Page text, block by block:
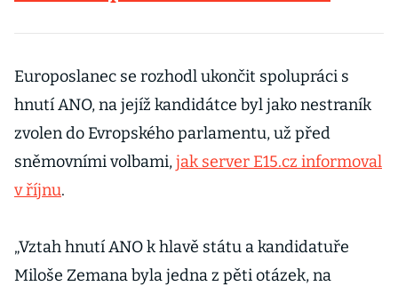
Europoslanec se rozhodl ukončit spolupráci s
hnutí ANO, na jejíž kandidátce byl jako nestraník
zvolen do Evropského parlamentu, už před
sněmovními volbami,jak server E15.cz informoval
v říjnu.
„Vztah hnutí ANO k hlavě státu a kandidatuře
Miloše Zemana byla jedna z pěti otázek, na